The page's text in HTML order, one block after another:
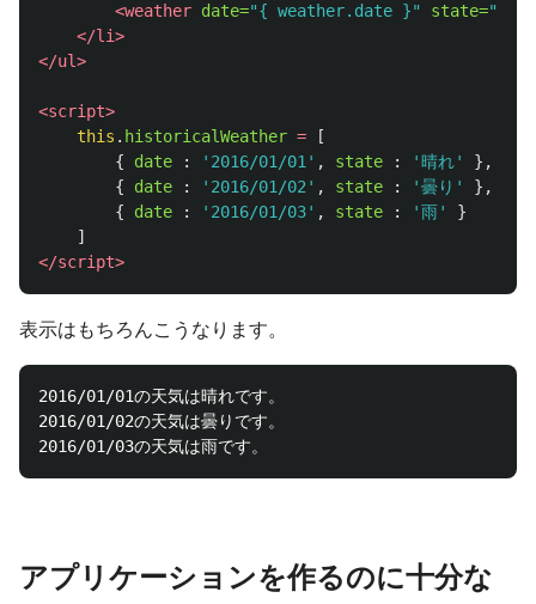
<weather date="{ weather.date }" state="{
</li>
</ul>
<script>
this . historicalWeather =
[
{
date : ' 2016/01/01 ' , state : '晴れ'
},
{
date : ' 2016/01/02 ' , state : '曇り '
},
{
date : ' 2016/01/03' , state : '雨'
}
]
</script>
表示はもちろんこうなります。
2016/01/01の天気は晴れです。
2016/01/02の天気は曇りです。
アプリケーションを作るのに十分な